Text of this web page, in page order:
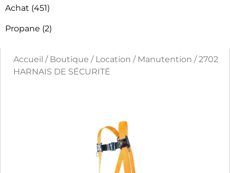
Achat (451)
Propane (2)
Accueil / Boutique / Location / Manutention / 2702
HARNAIS DE SÉCURITÉ